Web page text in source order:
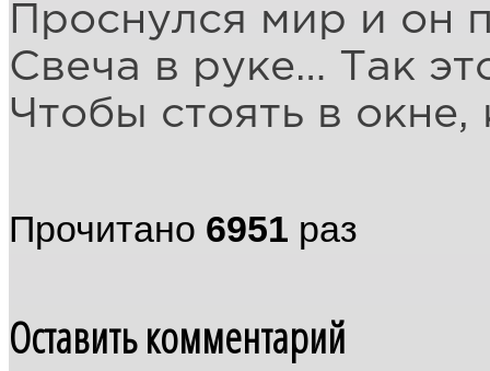
Проснулся мир и он
Свеча в руке… Так
Чтобы стоять в окне,
Прочитано 6951 раз
Оставить комментарий